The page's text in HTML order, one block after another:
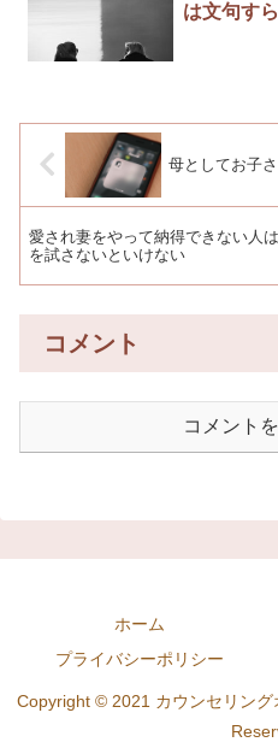
は文句す
母としてお子
愛され妻をやって納得できない人
を試さないといけない
コメント
コメント
ホーム
プライバシーポリシー
Copyright © 2021 カウンセリン